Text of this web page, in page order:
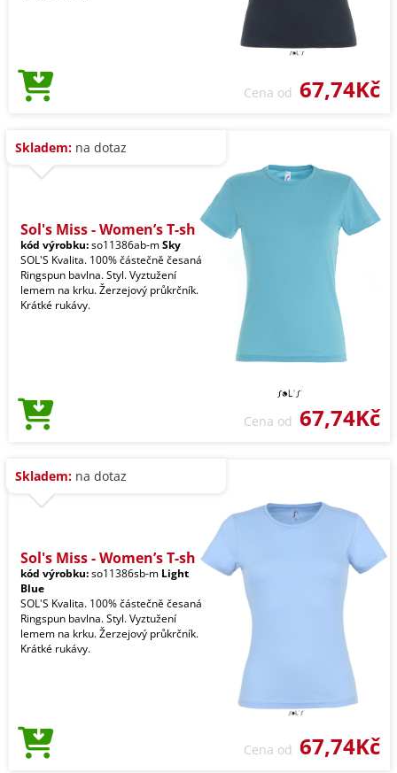
Cena od 67,74Kč
Skladem: na dotaz
Sol's Miss - Women’s T-sh
kód výrobku:so11386ab-mSky
SOL'S Kvalita. 100% částečně česaná
Ringspun bavlna. Styl. Vyztužení
lemem na krku. Žerzejový průkrčník.
Krátké rukávy.
Cena od 67,74Kč
Skladem: na dotaz
Sol's Miss - Women’s T-sh
kód výrobku:so11386sb-m Light
Blue
SOL'S Kvalita. 100% částečně česaná
Ringspun bavlna. Styl. Vyztužení
lemem na krku. Žerzejový průkrčník.
Krátké rukávy.
Cena od 67,74Kč